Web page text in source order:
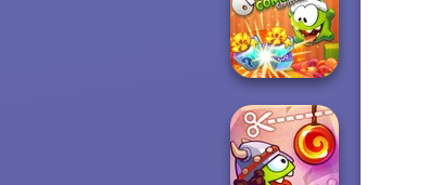
Om Nom
Connect
Christmas